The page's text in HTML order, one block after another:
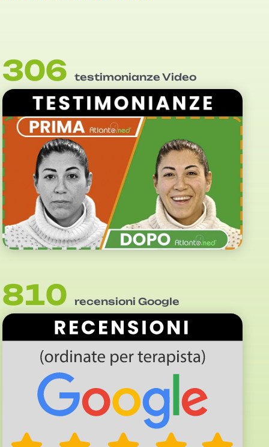
306 testimonianze Video
810 recensioni Google